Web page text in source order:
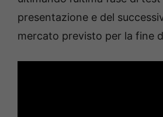
presentazione e del
mercato previsto per la fine